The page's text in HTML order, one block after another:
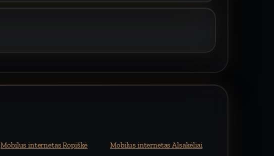
Mobilus internetas Ropiškė
Mobilus internetas Alsakėliai